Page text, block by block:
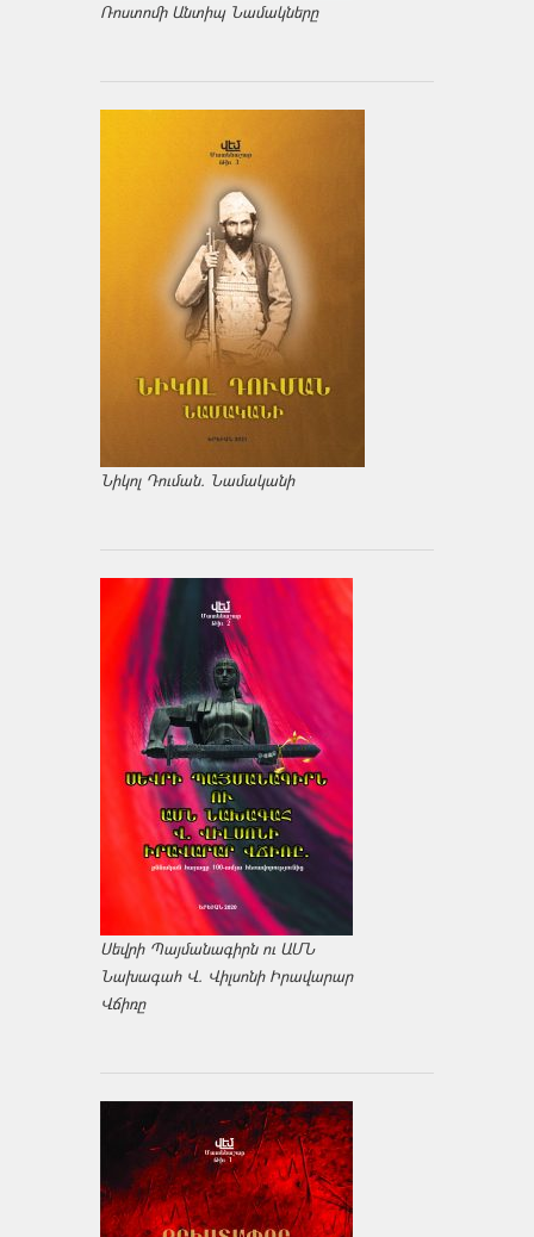
Ռոստոմի Անտիպ Նամակները
Նիկոլ Դուման. Նամականի
Սեվրի Պայմանագիրն ու ԱՄՆ
Նախագահ Վ. Վիլսոնի Իրավարար
Վճիռը